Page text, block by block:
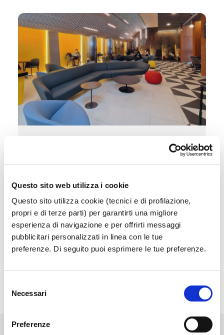
Questo sito web utilizza i cookie
Questo sito utilizza cookie (tecnici e di profilazione,
propri e di terze parti) per garantirti una migliore
esperienza di navigazione e per offrirti messaggi
pubblicitari personalizzati in linea con le tue
preferenze. Di seguito puoi esprimere le tue preferenze.
delNecessari
Preferenze
Scopri di più